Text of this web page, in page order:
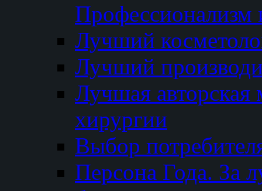
Профессионализм
Лучший
Лучший
Лучшая авторская
хирургии
Выбор
Персона Года. За